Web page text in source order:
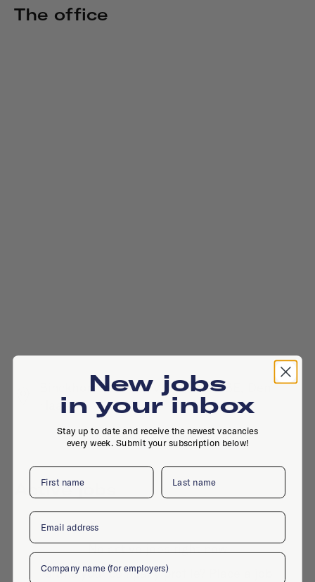
The office
Binckhorstlaan 36 (M0.17), 2516 BE, Den
Haag
Active jobs
No active jobs right now
Is this your company profile?
New jobs
in your inbox
Stay up to date and receive the newest vacancies
every week. Submit your subscription below!
First name Last name
Email
Company